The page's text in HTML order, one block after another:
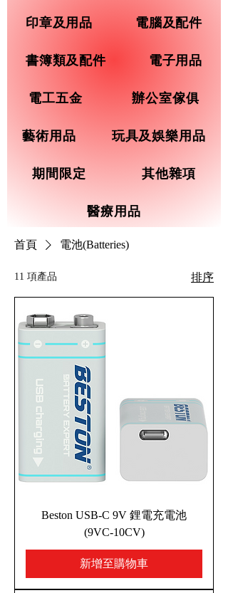
印章及用品 電腦及配件
書簿類及配件 電子用品
電工五金 辦公室傢俱
藝術用品 玩具及娛樂用品
期間限定 其他雜項
醫療用品
首頁 電池(Batteries)
11 項產品 排序
Beston USB-C 9V 鋰電充電池
(9VC-10CV)
新增至購物車